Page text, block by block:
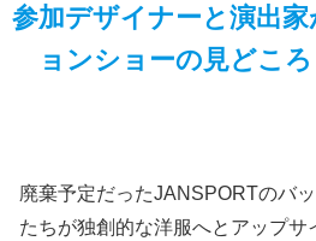
参加デザイナーと演出
ョンショーの見どこ
廃棄予定だったJANSPORTのバ
たちが独創的な洋服へとアップサ